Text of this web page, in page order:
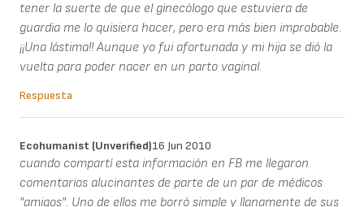
tener la suerte de que el ginecólogo que estuviera de
guardia me lo quisiera hacer, pero era más bien improbable.
¡¡Una lástima!! Aunque yo fui afortunada y mi hija se dió la
vuelta para poder nacer en un parto vaginal.
Respuesta
Ecohumanist (unverified)16 Jun 2010
cuando compartí esta información en FB me llegaron
comentarios alucinantes de parte de un par de médicos
"amigos". Uno de ellos me borró simple y llanamente de sus